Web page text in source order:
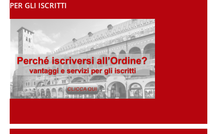
PER GLI ISCRITTI